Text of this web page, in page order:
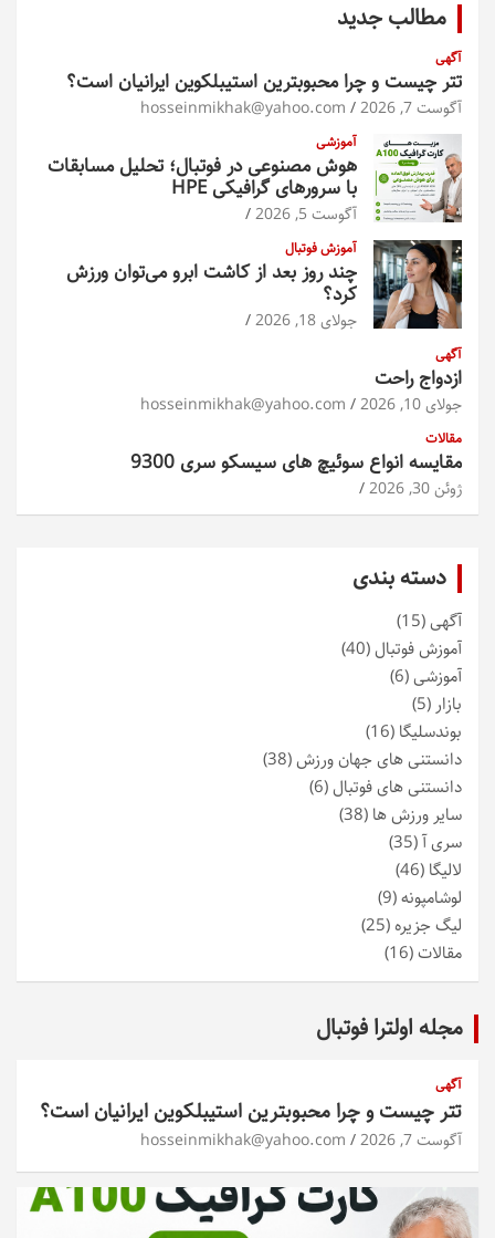
مطالب جدید
آگهی
تتر چیست و چرا محبوبترین استیبلکوین ایرانیان است؟
آگوست 7, 2026 hosseinmikhak@yahoo.com
آموزشی
هوش مصنوعی در فوتبال؛ تحلیل مسابقات
با سرورهای گرافیکی HPE
آگوست 5, 2026
آموزش فوتبال
چند روز بعد از کاشت ابرو می‌توان ورزش
کرد؟
جولای 18, 2026
آگهی
ازدواج راحت
جولای 10, 2026 hosseinmikhak@yahoo.com
مقالات
مقایسه انواع سوئیچ های سیسکو سری 9300
ژوئن 30, 2026
دسته بندی
آگهی(15)
آموزش فوتبال(40)
آموزشی(6)
بازار (5)
بوندسلیگا (16)
دانستنی های جهان ورزش(38)
دانستنی های فوتبال(6)
سایر ورزش ها (38)
سری آ(35)
لالیگا (46)
لوشامپونه(9)
لیگ جزیره(25)
مقالات(16)
مجله اولترا فوتبال
آگهی
تتر چیست و چرا محبوبترین استیبلکوین ایرانیان است؟
آگوست 7, 2026 hosseinmikhak@yahoo.com